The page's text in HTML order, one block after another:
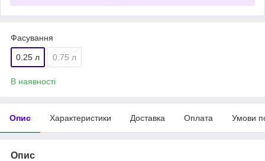
Фасування
0.25 л 0.75 л
В наявності
Опис Характеристики Доставка Оплата Умови
Опис